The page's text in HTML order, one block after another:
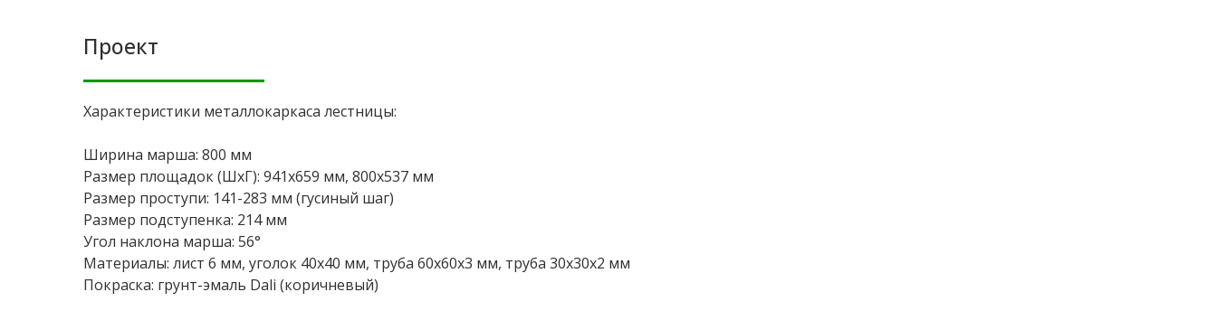
Проект
Характеристики металлокаркаса лестницы:
Ширина марша: 800 мм
Размер площадок (ШxГ): 941x659 мм, 800x537 мм
Размер проступи: 141-283 мм (гусиный шаг)
Размер подступенка: 214 мм
Угол наклона марша: 56°
Материалы: лист 6 мм, уголок 40х40 мм, труба 60х60х3 мм, труба 30х30х2 мм
Покраска: грунт-эмаль Dali (коричневый)